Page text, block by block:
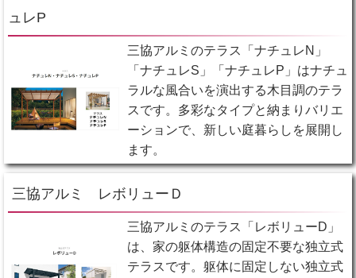
ュレP
三協アルミのテラス「ナチュレN」
「ナチュレS」「ナチュレP」はナチュ
ラルな風合いを演出する木目調のテラ
スです。多彩なタイプと納まりバリエ
ーションで、新しい庭暮らしを展開し
ます。
三協アルミ レボリューＤ
三協アルミのテラス「レボリューD」
は、家の躯体構造の固定不要な独立式
テラスです。躯体に固定しない独立式